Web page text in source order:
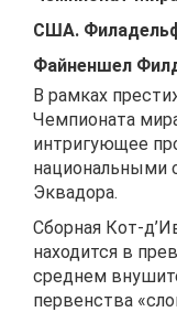
В рамках
Чемпионата
интригующее
национальными
Эквадора.
Сборная Кот-
находится в
среднем
первенства
США.
Файненшел